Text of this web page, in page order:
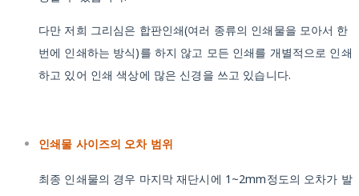
다만 저희 그리심은 합판인쇄(여러 종류의 인쇄물을 모아서 한
번에 인쇄하는 방식)를 하지 않고 모든 인쇄를 개별적으로 인쇄
하고 있어 인쇄 색상에 많은 신경을 쓰고 있습니다.
인쇄물 사이즈의 오차 범위
최종 인쇄물의 경우 마지막 재단시에 1~2mm정도의 오차가 발